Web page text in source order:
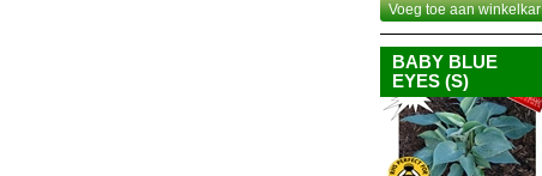
Voeg toe aan winkelkar
BABY BLUE
EYES (S)